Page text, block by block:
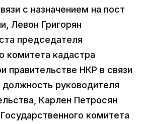
с назначением на пост
Левон Григорян
председателя
комитета кадастра
правительстве НКР в связи
должность руководителя
Карлен Петросян
комитета